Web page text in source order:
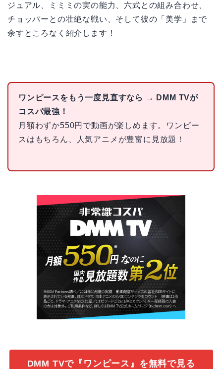
ジュアル、ミミミの実の能力、六式との組み合わせ、
チョッパーとの壮絶な戦い、そして彼の「美学」まで
余すところなく紹介します！
ワンピースをもう一度見直すなら → DMM TVが
コスパ最強！
月額わずか550円で動画が楽しめます。ワンピー
スはもちろん、人気アニメが豊富に見放題！
DMM TVで『ワンピース』を無料で見る